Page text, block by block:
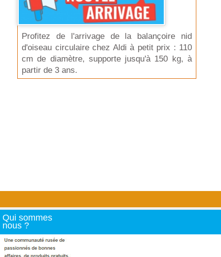
Profitez de l'arrivage de la balançoire nid
d'oiseau circulaire chez Aldi à petit prix : 110
cm de diamètre, supporte jusqu'à 150 kg, à
partir de 3 ans.
Qui sommes
nous ?